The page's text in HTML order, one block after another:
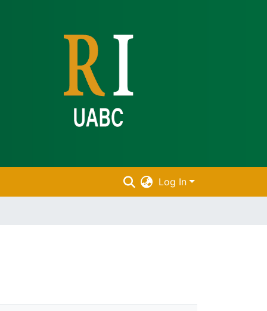
Log In